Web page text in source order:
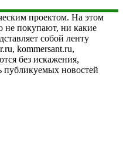
проектом. На этом
не покупают, ни какие
собой ленту
kommersant.ru,
без искажения,
публикуемых новостей